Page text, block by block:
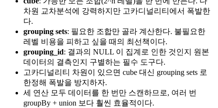
차원 교차분석에 강력하지만 고카디널리티에서 폭발한
다.
grouping sets: 필요한 조합만 골라 계산한다. 불필요한
레벨 비용을 피하고 싶을 때의 최선책이다.
grouping_id: 결과의 NULL 이 집계로 인한 것인지 원본
데이터의 결측인지 구별하는 필수 도구다.
고카디널리티 차원이 있으면 cube 대신 grouping sets 로
한정해 폭발을 방지하자.
세 연산 모두 데이터를 한 번만 스캔하므로, 여러 번
groupBy + union 보다 훨씬 효율적이다.